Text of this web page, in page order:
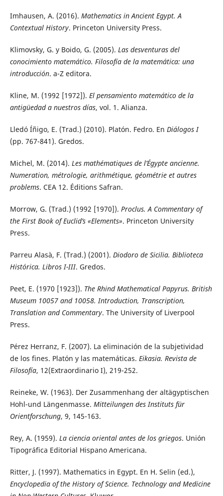
Imhausen, A. (2016). Mathematics in Ancient Egypt. A
Contextual History. Princeton University Press.
Klimovsky, G. y Boido, G. (2005). Las desventuras del
conocimiento matemático. Filosofía de la matemática: una
introducción. a-Z editora.
Kline, M. (1992 [1972]). El pensamiento matemático de la
antigüedad a nuestros días, vol. 1. Alianza.
Lledó Íñigo, E. (Trad.) (2010). Platón. Fedro. En Diálogos I
(pp. 767-841). Gredos.
Michel, M. (2014). Les mathématiques de l’Égypte ancienne.
Numeration, métrologie, arithmétique, géométrie et autres
problems. CEA 12. Éditions Safran.
Morrow, G. (Trad.) (1992 [1970]). Proclus. A Commentary of
the First Book of Euclid’s «Elements». Princeton University
Press.
Parreu Alasà, F. (Trad.) (2001). Diodoro de Sicilia. Biblioteca
Histórica. Libros I-III. Gredos.
Peet, E. (1970 [1923]). The Rhind Mathematical Papyrus. British
Museum 10057 and 10058. Introduction, Transcription,
Translation and Commentary. The University of Liverpool
Press.
Pérez Herranz, F. (2007). La eliminación de la subjetividad
de los fines. Platón y las matemáticas. Eikasia. Revista de
Filosofía, 12(Extraordinario I), 219-252.
Reineke, W. (1963). Der Zusammenhang der altägyptischen
Hohl-und Längenmasse. Mitteilungen des Instituts für
Orientforschung, 9, 145-163.
Rey, A. (1959). La ciencia oriental antes de los griegos. Unión
Tipográfica Editorial Hispano Americana.
Ritter, J. (1997). Mathematics in Egypt. En H. Selin (ed.),
Encyclopedia of the History of Science. Technology and Medicine